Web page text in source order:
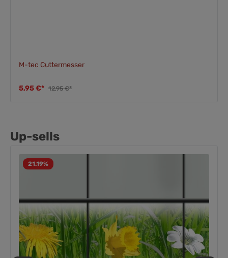
M-tec Cuttermesser
5,95 €* 12,95 €*
Up-sells
21.19%